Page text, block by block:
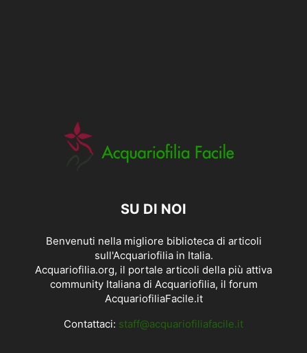
SU DI NOI
Benvenuti nella migliore biblioteca di articoli
sull'Acquariofilia in Italia.
Acquariofilia.org, il portale articoli della più attiva
community Italiana di Acquariofilia, il forum
AcquariofiliaFacile.it
Contattaci: staff@acquariofiliafacile.it